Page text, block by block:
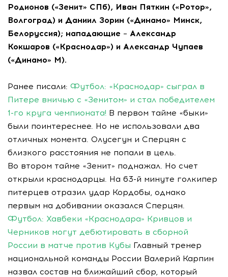
Родионов («Зенит» СПб), Иван Пяткин («Ротор»,
Волгоград) и Даниил Зорин («Динамо» Минск,
Белоруссия); нападающие – Александр
Кокшаров («Краснодар») и Александр Чупаев
(«Динамо» М).
Ранее писали: Футбол: «Краснодар» сыграл в
Питере вничью с «Зенитом» и стал победителем
1-го круга чемпионата! В первом тайме «быки»
были поинтереснее. Но не использовали два
отличных момента. Олусегун и Сперцян с
близкого расстояния не попали в цель.
Во втором тайме «Зенит» поднажал. Но счет
открыли краснодарцы. На 63-й минуте голкипер
питерцев отразил удар Кордобы, однако
первым на добивании оказался Сперцян.
Футбол: Хавбеки «Краснодара» Кривцов и
Черников могут дебютировать в сборной
России в матче против Кубы Главный тренер
национальной команды России Валерий Карпин
назвал состав на ближайший сбор, который